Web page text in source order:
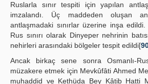
Ruslarla sınır tespiti için yapılan
imzalandı. Üç maddeden oluşan
antlaşmadaki sınırlar üzerine inşa
Rus sınırı olarak Dinyeper nehrinin
nehirleri arasındaki bölgeler tespit edildi[
Ancak birkaç sene sonra Osmanlı-
müzakere etmek için Mevkûfâti Ahmed
muhaddid ve Kethüda Bey Kâtib Hatti